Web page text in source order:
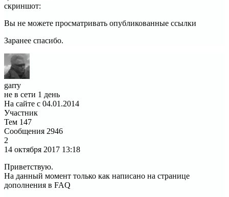
скриншот:
Вы не можете просматривать опубликованные ссылки
Заранее спасибо.
garry
не в сети 1 день
На сайте с 04.01.2014
Участник
Тем 147
Сообщения 2946
2
14 октября 2017 13:18
Приветствую.
На данный момент только как написано на странице
дополнения в FAQ